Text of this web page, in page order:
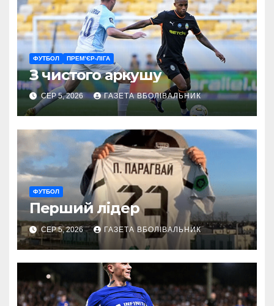
ФУТБОЛ ПРЕМ’ЄР-ЛІГА
З чистого аркушу
СЕР 5, 2026 ГАЗЕТА ВБОЛІВАЛЬНИК
ФУТБОЛ
Перший лідер
СЕР 5, 2026 ГАЗЕТА ВБОЛІВАЛЬНИК